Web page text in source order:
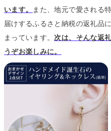
います。
また、地元で愛される
届けするふるさと納税の返礼品
まっています。次は、そんな返
うぞお楽しみに。